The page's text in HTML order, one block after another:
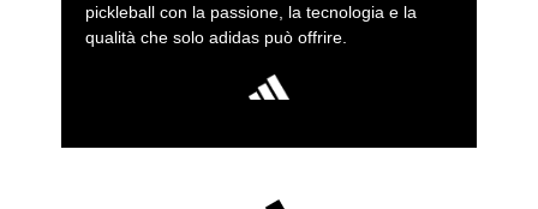
pickleball con la passione, la tecnologia e la
qualità che solo adidas può offrire.